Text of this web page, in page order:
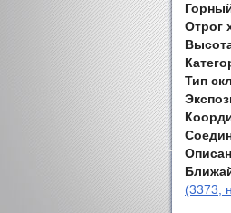
Отрог
Тип
(3373,